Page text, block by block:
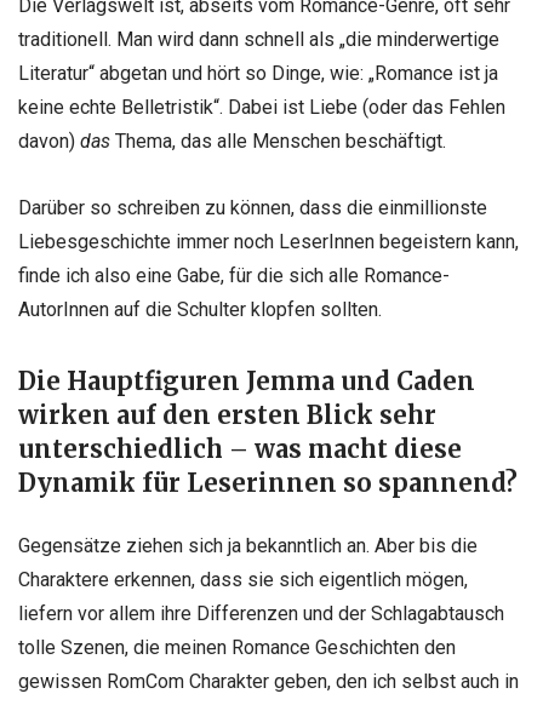
Die Verlagswelt ist, abseits vom Romance-Genre, oft sehr
traditionell. Man wird dann schnell als „die minderwertige
Literatur“ abgetan und hört so Dinge, wie: „Romance ist ja
keine echte Belletristik“. Dabei ist Liebe (oder das Fehlen
davon) das Thema, das alle Menschen beschäftigt.
Darüber so schreiben zu können, dass die einmillionste
Liebesgeschichte immer noch LeserInnen begeistern kann,
finde ich also eine Gabe, für die sich alle Romance-
AutorInnen auf die Schulter klopfen sollten.
Die Hauptfiguren Jemma und Caden
wirken auf den ersten Blick sehr
unterschiedlich – was macht diese
Dynamik für Leserinnen so spannend?
Gegensätze ziehen sich ja bekanntlich an. Aber bis die
Charaktere erkennen, dass sie sich eigentlich mögen,
liefern vor allem ihre Differenzen und der Schlagabtausch
tolle Szenen, die meinen Romance Geschichten den
gewissen RomCom Charakter geben, den ich selbst auch in